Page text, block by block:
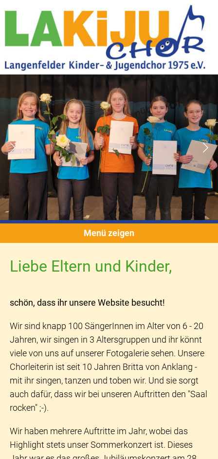
Menü zeigen
Liebe Eltern und Kinder,
schön, dass ihr unsere Website besucht!
Wir sind knapp 100 SängerInnen im Alter von 6 - 20
Jahren, wir singen in 3 Altersgruppen und ihr könnt
viele von uns auf unserer Fotogalerie sehen. Unsere
Chorleiterin ist seit 10 Jahren Britta von Anklang -
mit ihr singen, tanzen und toben wir. Und sie sorgt
auch dafür, dass wir bei unseren Auftritten den "Saal
rocken" ;-).
Wir haben mehrere Auftritte im Jahr, wobei das
Highlight stets unser Sommerkonzert ist. Dieses